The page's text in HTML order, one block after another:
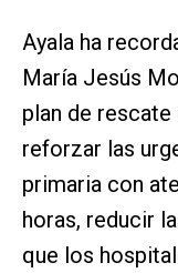
Ayala ha
María Jesús
plan de rescate
reforzar las
primaria con
horas, reducir
que los